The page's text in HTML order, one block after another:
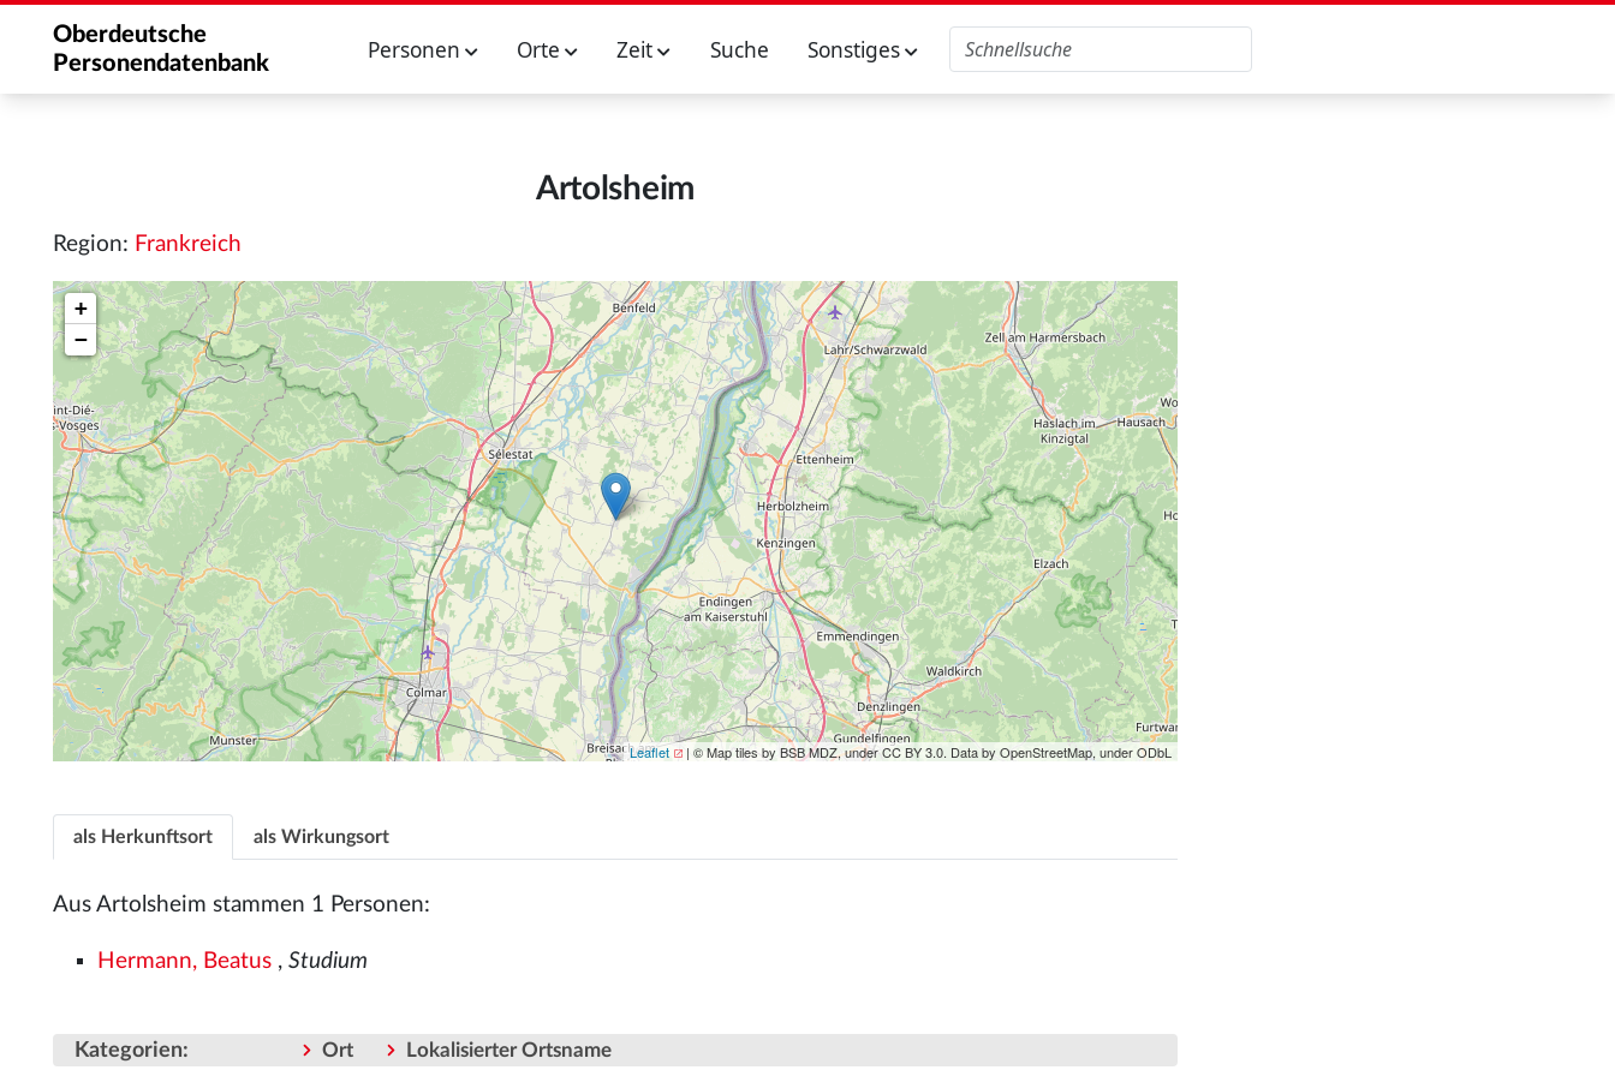
Oberdeutsche
Personendatenbank
Personen Orte Zeit Suche Sonstiges
Artolsheim
Region: Frankreich
+
−
Leaflet | © Map tiles by BSB MDZ, under CC BY 3.0. Data by OpenStreetMap, under ODbL
als Herkunftsort als Wirkungsort
Aus Artolsheim stammen 1 Personen:
Hermann, Beatus ,Studium
Kategorien: Ort Lokalisierter Ortsname